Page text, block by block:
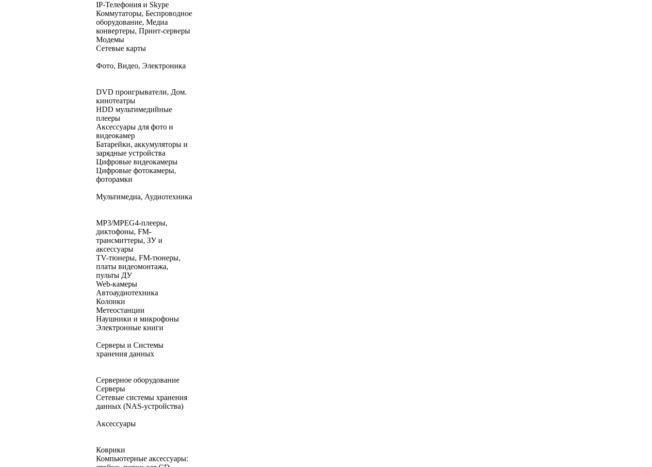
IP-Телефония и Skype
Коммутаторы, Беспроводное
оборудование, Медиа
конвертеры, Принт-серверы
Модемы
Сетевые карты
Фото, Видео, Электроника
DVD проигрыватели, Дом.
кинотеатры
HDD мультимедийные
плееры
Аксессуары для фото и
видеокамер
Батарейки, аккумуляторы и
зарядные устройства
Цифровые видеокамеры
Цифровые фотокамеры,
фоторамки
Мультимедиа, Аудиотехника
MP3/MPEG4-плееры,
диктофоны, FM-
трансмиттеры, ЗУ и
аксессуары
TV-тюнеры, FM-тюнеры,
платы видеомонтажа,
пульты ДУ
Web-камеры
Автоаудиотехника
Колонки
Метеостанции
Наушники и микрофоны
Электронные книги
Серверы и Системы
хранения данных
Серверное оборудование
Серверы
Сетевые системы хранения
данных (NAS-устройства)
Аксессуары
Коврики
Компьютерные аксессуары: